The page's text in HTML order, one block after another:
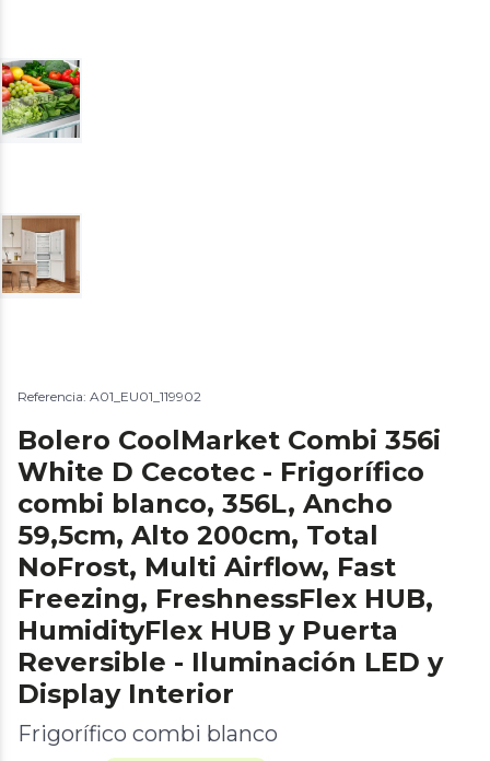
Referencia: A01_EU01_119902
Bolero CoolMarket Combi 356i
White D Cecotec - Frigorífico
combi blanco, 356L, Ancho
59,5cm, Alto 200cm, Total
NoFrost, Multi Airflow, Fast
Freezing, FreshnessFlex HUB,
HumidityFlex HUB y Puerta
Reversible - Iluminación LED y
Display Interior
Frigorífico combi blanco